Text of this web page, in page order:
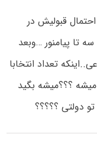
قبولیش در
تا پیامنور …وبعد
غیر انتفاعی..اینکه تعداد انتخابا
میشه ؟؟؟میشه بگید
تو دولتی ؟؟؟؟؟